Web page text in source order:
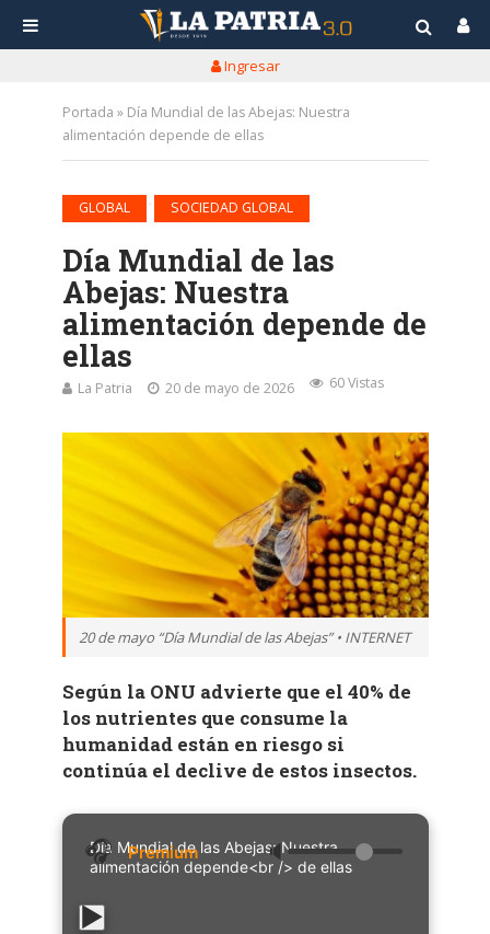
Ingresar
Portada » Día Mundial de las Abejas: Nuestra
alimentación depende de ellas
GLOBAL SOCIEDAD GLOBAL
Día Mundial de las
Abejas: Nuestra
alimentación depende de
ellas
La Patria 20 de mayo de 2026 60 Vistas
20 de mayo “Día Mundial de las Abejas” • INTERNET
Según la ONU advierte que el 40% de
los nutrientes que consume la
humanidad están en riesgo si
continúa el declive de estos insectos.
Día Mundial de las Abejas: Nuestra
alimentación depende<br /> de ellas
🔈